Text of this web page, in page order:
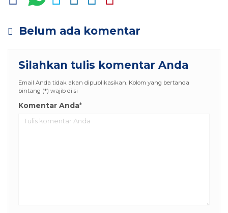
Belum ada komentar
Silahkan tulis komentar Anda
Email Anda tidak akan dipublikasikan. Kolom yang bertanda
bintang (*) wajib diisi
Komentar Anda*